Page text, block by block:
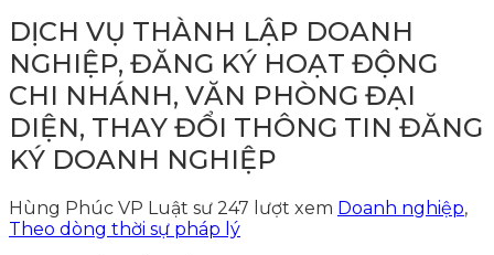
DỊCH VỤ THÀNH LẬP DOANH
NGHIỆP, ĐĂNG KÝ HOẠT ĐỘNG
CHI NHÁNH, VĂN PHÒNG ĐẠI
DIỆN, THAY ĐỔI THÔNG TIN ĐĂNG
KÝ DOANH NGHIỆP
Hùng Phúc VP Luật sư 247 lượt xem Doanh nghiệp,
Theo dòng thời sự pháp lý